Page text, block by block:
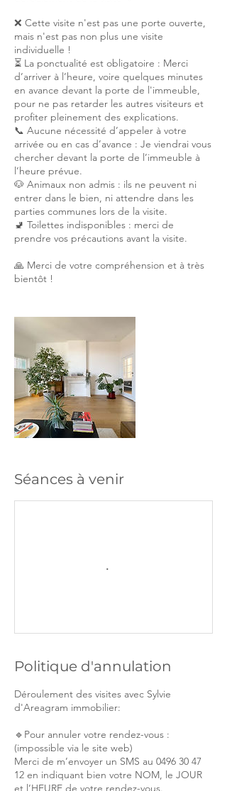
❌ Cette visite n'est pas une porte ouverte,
mais n'est pas non plus une visite
individuelle !
⏳ La ponctualité est obligatoire : Merci
d’arriver à l’heure, voire quelques minutes
en avance devant la porte de l'immeuble,
pour ne pas retarder les autres visiteurs et
profiter pleinement des explications.
📞 Aucune nécessité d’appeler à votre
arrivée ou en cas d’avance : Je viendrai vous
chercher devant la porte de l’immeuble à
l’heure prévue.
🐶 Animaux non admis : ils ne peuvent ni
entrer dans le bien, ni attendre dans les
parties communes lors de la visite.
🚽 Toilettes indisponibles : merci de
prendre vos précautions avant la visite.
🙏 Merci de votre compréhension et à très
bientôt !
Séances à venir
Politique d'annulation
Déroulement des visites avec Sylvie
d'Areagram immobilier:
🔹Pour annuler votre rendez-vous :
(impossible via le site web)
Merci de m’envoyer un SMS au 0496 30 47
12 en indiquant bien votre NOM, le JOUR
et l’HEURE de votre rendez-vous.